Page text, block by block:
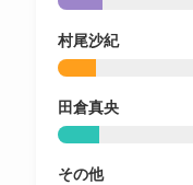
村尾沙紀
田倉真央
その他